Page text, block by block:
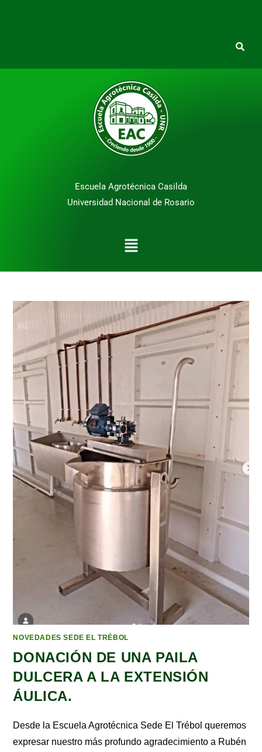
Escuela Agrotécnica Casilda
Universidad Nacional de Rosario
NOVEDADES SEDE EL TRÉBOL
DONACIÓN DE UNA PAILA
DULCERA A LA EXTENSIÓN
ÁULICA.
Desde la Escuela Agrotécnica Sede El Trébol queremos
expresar nuestro más profundo agradecimiento a Rubén